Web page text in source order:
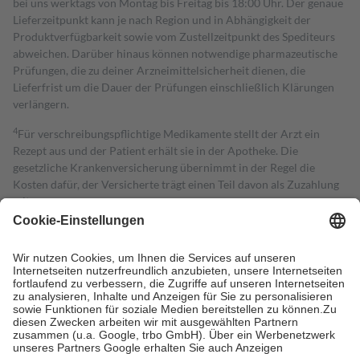
bei uns werktags von Montag bis Freitag bis 18:00 Uhr. Der genaue
Lieferzeitpunkt kann je nach Region und in Abhängigkeit der
Produktverfügbarkeit sowie vom Zustellzeitpunkt des Spediteurs
abweichen. Darüber hinaus können notwendige pharmazeutische
Prüfungen, die zu deiner Arzneimittelsicherheit dienen, die
Lieferfrist um die Dauer der Prüfungen einschließlich Klärungen
verlängern.
4Für verschreibungspflichtige Medikamente stellt der Arzt ein
Rezept aus und der Patient erhält sie in der Apotheke. Die
gesetzliche Krankenversicherung übernimmt in der Regel die
Kosten dafür, der Versicherte trägt einen Teil davon als Zuzahlung
mit.
Grundsätzlich leisten Mitglieder Zuzahlungen in Höhe von zehn
höchstens zehn Euro.
Es sind jedoch nie mehr als die tatsächlichen
Kosten der Leistung zu entrichten.
Diese Regeln gelten grundsätzlich auch für Online-Apotheken.
Bei Heilmitteln und häuslicher Krankenpflege beträgt die
Zuzahlung zehn Prozent der Kosten sowie zehn Euro je
Verordnung.